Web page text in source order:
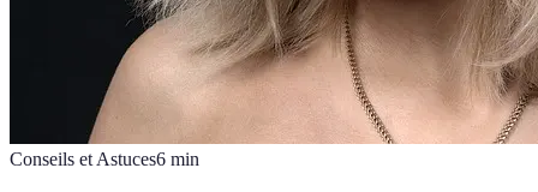
Conseils et Astuces6 min